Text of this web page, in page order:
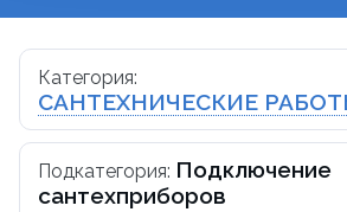
Категория:
САНТЕХНИЧЕСКИЕ
Подкатегория: Подключение
сантехприборов